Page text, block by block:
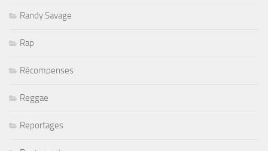
Randy Savage
Rap
Récompenses
Reggae
Reportages